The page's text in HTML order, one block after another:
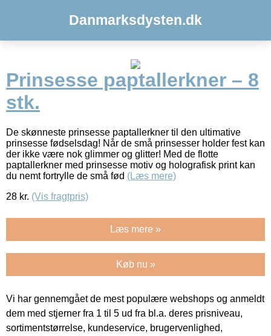
Danmarksdysten.dk
Prinsesse paptallerkner – 8
stk.
De skønneste prinsesse paptallerkner til den ultimative
prinsesse fødselsdag! Når de små prinsesser holder fest kan
der ikke være nok glimmer og glitter! Med de flotte
paptallerkner med prinsesse motiv og holografisk print kan
du nemt fortrylle de små fød (Læs mere)
28 kr. (Vis fragtpris)
Læs mere »
Køb nu »
Vi har gennemgået de mest populære webshops og anmeldt
dem med stjerner fra 1 til 5 ud fra bl.a. deres prisniveau,
sortimentstørrelse, kundeservice, brugervenlighed,